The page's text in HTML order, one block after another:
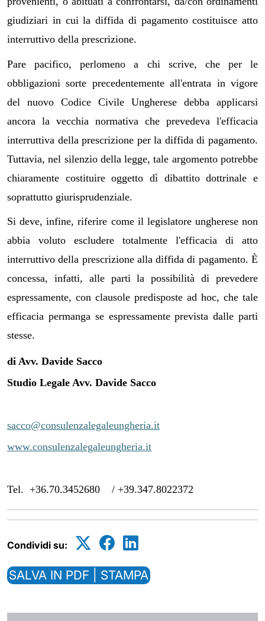
giudiziari in cui la diffida di pagamento costituisce atto
interruttivo della prescrizione.
Pare pacifico, perlomeno a chi scrive, che per le
obbligazioni sorte precedentemente all'entrata in vigore
del nuovo Codice Civile Ungherese debba applicarsi
ancora la vecchia normativa che prevedeva l'efficacia
interruttiva della prescrizione per la diffida di pagamento.
Tuttavia, nel silenzio della legge, tale argomento potrebbe
chiaramente costituire oggetto dì dibattito dottrinale e
soprattutto giurisprudenziale.
Si deve, infine, riferire come il legislatore ungherese non
abbia voluto escludere totalmente l'efficacia di atto
interruttivo della prescrizione alla diffida di pagamento. È
concessa, infatti, alle parti la possibilità di prevedere
espressamente, con clausole predisposte ad hoc, che tale
efficacia permanga se espressamente prevista dalle parti
stesse.
di Avv. Davide Sacco
Studio Legale Avv. Davide Sacco
sacco@consulenzalegaleungheria.it
www.consulenzalegaleungheria.it
Tel. +36.70.3452680 / +39.347.8022372
Condividi su:
SALVA IN PDF | STAMPA